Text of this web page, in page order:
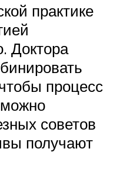
практике
Доктора
процесс
советов
получают